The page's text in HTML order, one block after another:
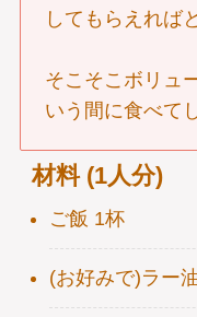
してもらえれば
そこそこボリュ
いう間に食べて
材料 (1人分)
ご飯 1杯
(お好みで)ラー